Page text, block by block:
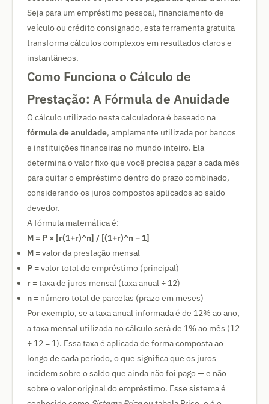
Seja para um empréstimo pessoal, financiamento de
veículo ou crédito consignado, esta ferramenta gratuita
transforma cálculos complexos em resultados claros e
instantâneos.
Como Funciona o Cálculo de
Prestação: A Fórmula de Anuidade
O cálculo utilizado nesta calculadora é baseado na
fórmula de anuidade, amplamente utilizada por bancos
e instituições financeiras no mundo inteiro. Ela
determina o valor fixo que você precisa pagar a cada mês
para quitar o empréstimo dentro do prazo combinado,
considerando os juros compostos aplicados ao saldo
devedor.
A fórmula matemática é:
M = P × [r(1+r)^n] / [(1+r)^n − 1]
M = valor da prestação mensal
P = valor total do empréstimo (principal)
r = taxa de juros mensal (taxa anual ÷ 12)
n = número total de parcelas (prazo em meses)
Por exemplo, se a taxa anual informada é de 12% ao ano,
a taxa mensal utilizada no cálculo será de 1% ao mês (12
÷ 12 = 1). Essa taxa é aplicada de forma composta ao
longo de cada período, o que significa que os juros
incidem sobre o saldo que ainda não foi pago — e não
sobre o valor original do empréstimo. Esse sistema é